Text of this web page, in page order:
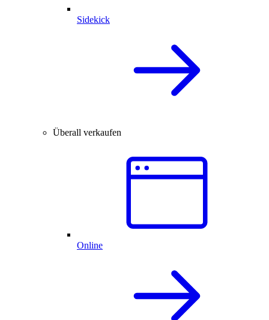
Sidekick
Überall verkaufen
Online